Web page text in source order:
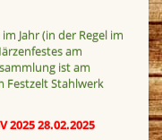
Jahr (in der Regel im
am
ist am
Festzelt Stahlwerk
2025 28.02.2025